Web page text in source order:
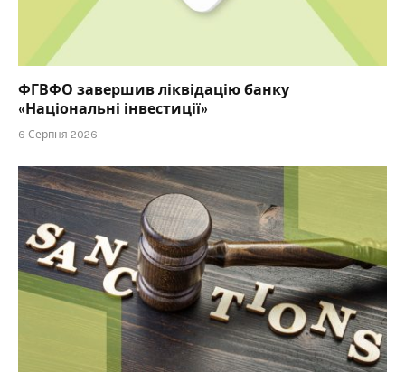
ФГВФО завершив ліквідацію банку
«Національні інвестиції»
6 Серпня 2026